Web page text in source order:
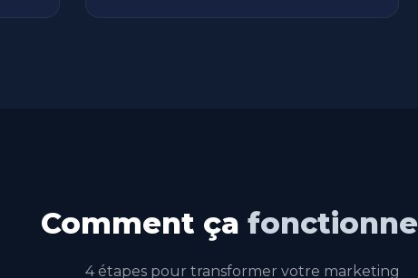
Comment ça fonctionne
4 étapes pour transformer votre marketing